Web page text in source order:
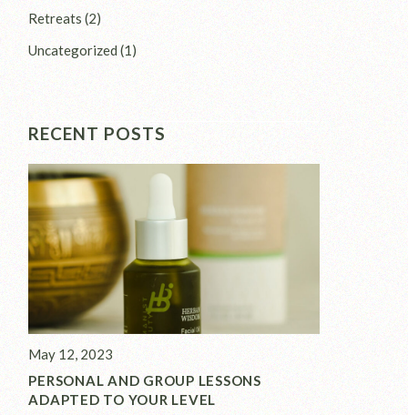
Retreats (2)
Uncategorized(1)
RECENT POSTS
May 12, 2023
PERSONAL AND GROUP LESSONS
ADAPTED TO YOUR LEVEL